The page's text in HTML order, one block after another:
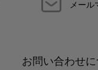
メール
お問い合わせ